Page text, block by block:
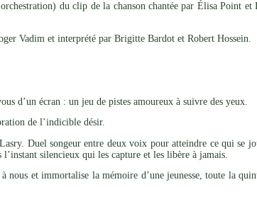
du clip de la chanson chantée par Élisa Point et
Vadim et interprété par Brigitte Bardot et Robert Hossein.
d’un écran : un jeu de pistes amoureux à suivre des yeux.
de l’indicible désir.
Duel songeur entre deux voix pour atteindre ce qui se
silencieux qui les capture et les libère à jamais.
nous et immortalise la mémoire d’une jeunesse, toute la